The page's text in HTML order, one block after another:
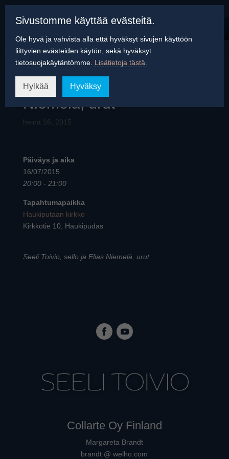
Seeli Toivio, sello ja Elias
Niemelä, urut
heinä 16, 2015
Päiväys ja aika
16/07/2015
20:00 - 21:00
Tapahtumapaikka
Haukiputaan kirkko
Kirkkotie 10, Haukipudas
Seeli Toivio, sello ja Elias Niemelä, urut
Collarte Oy Finland
Margareta Brandt
brandt @ welho.com
Sivustomme käyttää evästeitä.
Ole hyvä ja vahvista alla että hyväksyt sivujen käyttöön
liittyvien evästeiden käytön, sekä hyväksyt
tietosuojakäytäntömme. Lisätietoja tästä.
Hylkää Hyväksy